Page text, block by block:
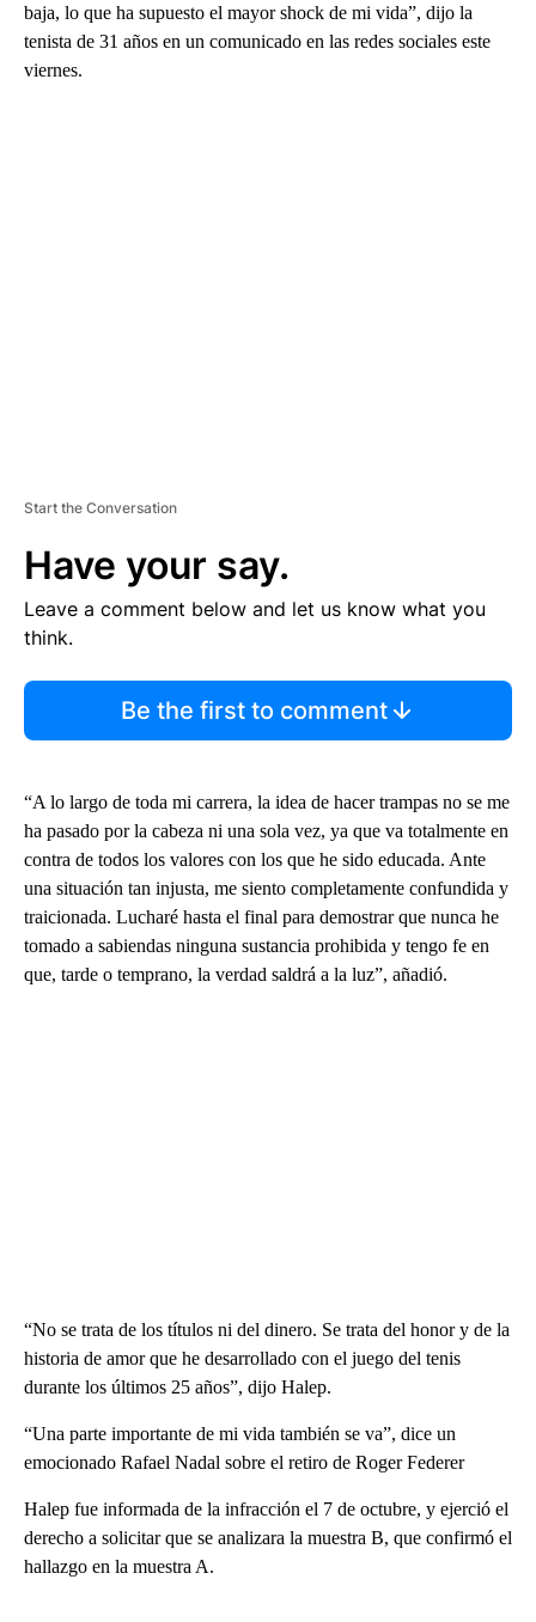
baja, lo que ha supuesto el mayor shock de mi vida”, dijo la
tenista de 31 años en un comunicado en las redes sociales este
viernes.
Start the Conversation
Have your say.
Leave a comment below and let us know what you
think.
Be the first to comment
“A lo largo de toda mi carrera, la idea de hacer trampas no se me
ha pasado por la cabeza ni una sola vez, ya que va totalmente en
contra de todos los valores con los que he sido educada. Ante
una situación tan injusta, me siento completamente confundida y
traicionada. Lucharé hasta el final para demostrar que nunca he
tomado a sabiendas ninguna sustancia prohibida y tengo fe en
que, tarde o temprano, la verdad saldrá a la luz”, añadió.
“No se trata de los títulos ni del dinero. Se trata del honor y de la
historia de amor que he desarrollado con el juego del tenis
durante los últimos 25 años”, dijo Halep.
“Una parte importante de mi vida también se va”, dice un
emocionado Rafael Nadal sobre el retiro de Roger Federer
Halep fue informada de la infracción el 7 de octubre, y ejerció el
derecho a solicitar que se analizara la muestra B, que confirmó el
hallazgo en la muestra A.